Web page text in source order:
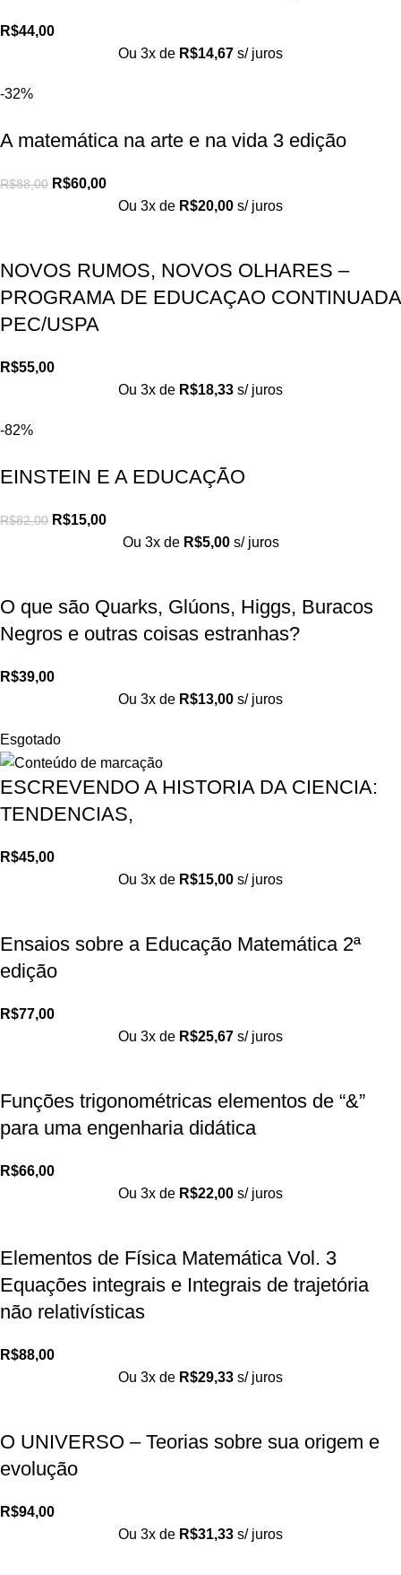
R$44,00
Ou 3x de R$14,67 s/ juros
-32%
A matemática na arte e na vida 3 edição
R$88,00 R$60,00
Ou 3x de R$20,00 s/ juros
NOVOS RUMOS, NOVOS OLHARES –
PROGRAMA DE EDUCAÇAO CONTINUADA
PEC/USPA
R$55,00
Ou 3x de R$18,33 s/ juros
-82%
EINSTEIN E A EDUCAÇÃO
R$82,00 R$15,00
Ou 3x de R$5,00 s/ juros
O que são Quarks, Glúons, Higgs, Buracos
Negros e outras coisas estranhas?
R$39,00
Ou 3x de R$13,00 s/ juros
Esgotado
ESCREVENDO A HISTORIA DA CIENCIA:
TENDENCIAS,
R$45,00
Ou 3x de R$15,00 s/ juros
Ensaios sobre a Educação Matemática 2ª
edição
R$77,00
Ou 3x de R$25,67 s/ juros
Funções trigonométricas elementos de “&”
para uma engenharia didática
R$66,00
Ou 3x de R$22,00 s/ juros
Elementos de Física Matemática Vol. 3
Equações integrais e Integrais de trajetória
não relativísticas
R$88,00
Ou 3x de R$29,33 s/ juros
O UNIVERSO – Teorias sobre sua origem e
evolução
R$94,00
Ou 3x de R$31,33 s/ juros